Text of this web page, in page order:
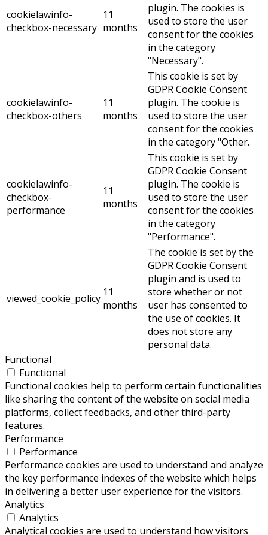
cookielawinfo-
checkbox-necessary
11
months
plugin. The cookies is
used to store the user
consent for the cookies
in the category
"Necessary".
cookielawinfo-
checkbox-others
11
months
This cookie is set by
GDPR Cookie Consent
plugin. The cookie is
used to store the user
consent for the cookies
in the category "Other.
cookielawinfo-
checkbox-
performance
11
months
This cookie is set by
GDPR Cookie Consent
plugin. The cookie is
used to store the user
consent for the cookies
in the category
"Performance".
viewed_cookie_policy 11
months
The cookie is set by the
GDPR Cookie Consent
plugin and is used to
store whether or not
user has consented to
the use of cookies. It
does not store any
personal data.
Functional
Functional
Functional cookies help to perform certain functionalities
like sharing the content of the website on social media
platforms, collect feedbacks, and other third-party
features.
Performance
Performance
Performance cookies are used to understand and analyze
the key performance indexes of the website which helps
in delivering a better user experience for the visitors.
Analytics
Analytics
Analytical cookies are used to understand how visitors